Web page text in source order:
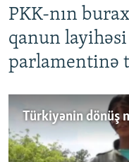
PKK-nın
qanun
parlamentinə